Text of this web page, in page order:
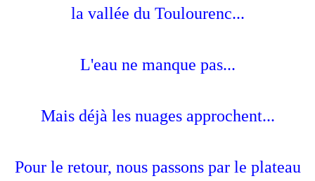
la vallée du Toulourenc...
L'eau ne manque pas...
Mais déjà les nuages approchent...
Pour le retour, nous passons par le plateau